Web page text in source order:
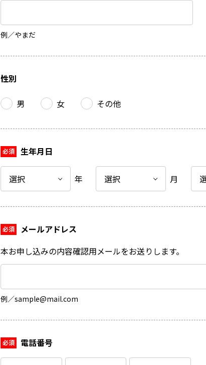
例／やまだ
性別
男 女 その他
生年月日
年 月
メールアドレス
本お申し込みの内容確認用メールをお送りします。
例／sample@mail.com
電話番号